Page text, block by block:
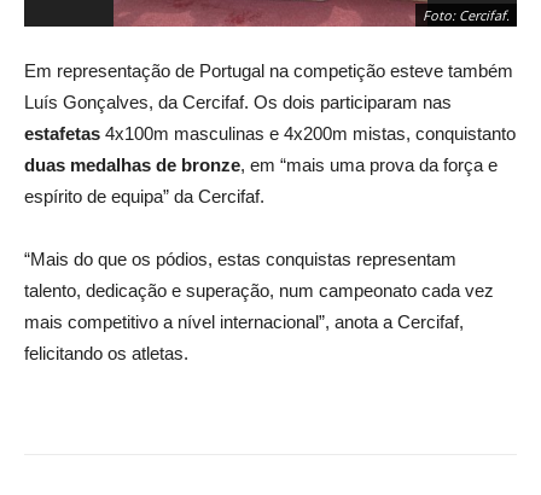
Foto: Cercifaf.
Em representação de Portugal na competição esteve também
Luís Gonçalves, da Cercifaf. Os dois participaram nas
estafetas 4x100m masculinas e 4x200m mistas, conquistanto
duas medalhas de bronze, em “mais uma prova da força e
espírito de equipa” da Cercifaf.
“Mais do que os pódios, estas conquistas representam
talento, dedicação e superação, num campeonato cada vez
mais competitivo a nível internacional”, anota a Cercifaf,
felicitando os atletas.